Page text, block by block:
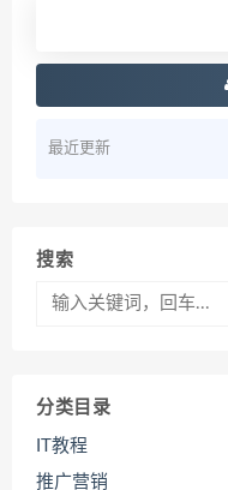
最近更新
搜索
分类目录
IT教程
推广营销